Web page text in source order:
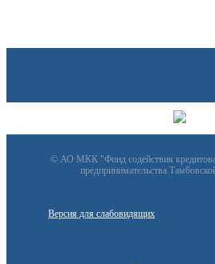
© АО МКК "Фонд содействия
предпринимательства
Версия для слабовидящих